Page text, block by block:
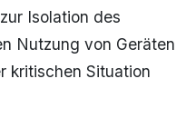
Isolation des
Nutzung von Geräten
kritischen Situation